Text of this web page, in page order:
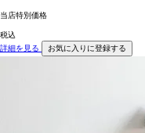
当店特別価格
税込
詳細を見る
お気に入りに登録する